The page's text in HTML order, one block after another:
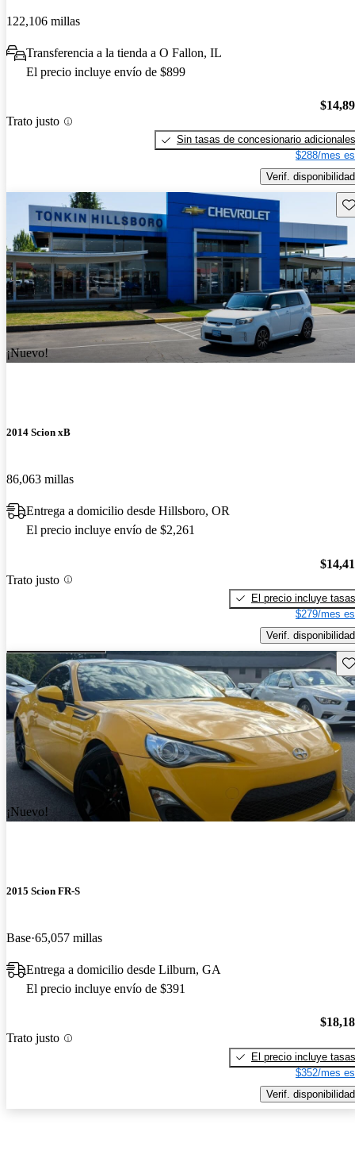
122,106 millas
Transferencia a la tienda a O Fallon, IL
El precio incluye envío de $899
Trato justo
Sin tasas de concesionario adicionales
$288/mes
Verif. disponibilidad
¡Nuevo!
2014 Scion xB
86,063 millas
Entrega a domicilio desde Hillsboro, OR
El precio incluye envío de $2,261
Trato justo
El precio incluye tasas
$279/mes
Verif. disponibilidad
¡Nuevo!
2015 Scion FR-S
Base 65,057 millas
Entrega a domicilio desde Lilburn, GA
El precio incluye envío de $391
Trato justo
El precio incluye tasas
$352/mes
Verif. disponibilidad